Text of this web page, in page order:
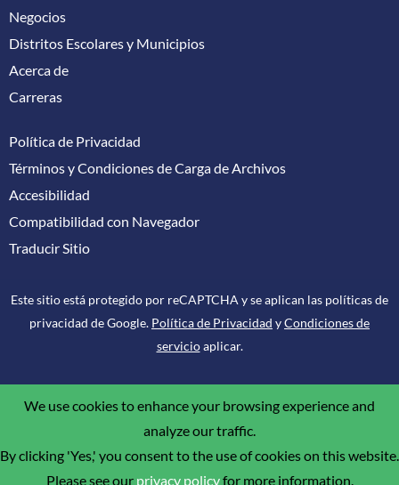
Negocios
Distritos Escolares y Municipios
Acerca de
Carreras
Política de Privacidad
Términos y Condiciones de Carga de Archivos
Accesibilidad
Compatibilidad con Navegador
Traducir Sitio
Este sitio está protegido por reCAPTCHA y se aplican las políticas de
privacidad de Google. Política de Privacidad yCondiciones de
servicioaplicar.
We use cookies to enhance your browsing experience and
analyze our traffic.
By clicking 'Yes,' you consent to the use of cookies on this website.
Please see our privacy policyfor more information.